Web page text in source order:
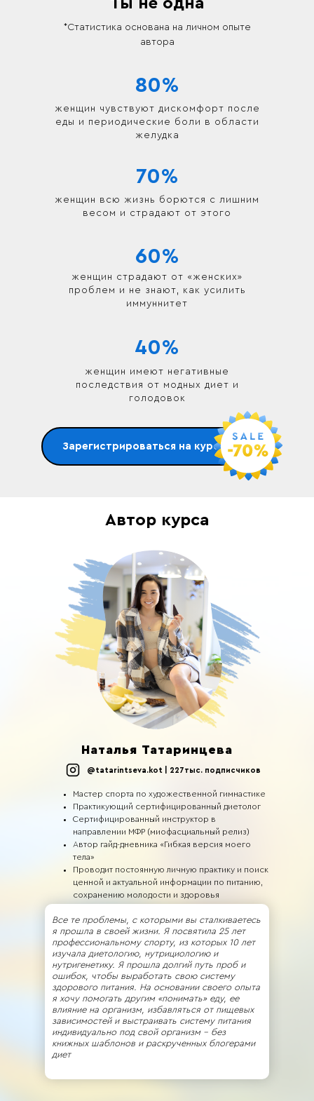
женщин чувствуют дискомфорт после
еды и периодические боли в области
желудка
80%
70%
60%
40%
женщин всю жизнь борются с лишним
весом и страдают от этого
женщин страдают от «женских»
проблем и не знают, как усилить
иммуннитет
женщин имеют негативные
последствия от модных диет и
голодовок
Ты не одна
*Статистика основана на личном опыте
автора
Зарегистрироваться на курс
Автор курса
Наталья Татаринцева
@tatarintseva.kot | 227тыс. подписчиков
Все те проблемы, с которыми вы сталкиваетесь
я прошла в своей жизни. Я посвятила 25 лет
профессиональному спорту, из которых 10 лет
изучала диетологию, нутрициологию и
нутригенетику. Я прошла долгий путь проб и
ошибок, чтобы выработать свою систему
здорового питания. На основании своего опыта
я хочу помогать другим «понимать» еду, ее
влияние на организм, избавляться от пищевых
зависимостей и выстраивать систему питания
индивидуально под свой организм - без
книжных шаблонов и раскрученных блогерами
диет
Мастер спорта по художественной гимнастике
Практикующий сертифицированный диетолог
Сертифицированный инструктор в
направлении МФР (миофасциальный релиз)
Автор гайд-дневника «Гибкая версия моего
тела»
Проводит постоянную личную практику и поиск
ценной и актуальной информации по питанию,
сохранению молодости и здоровья